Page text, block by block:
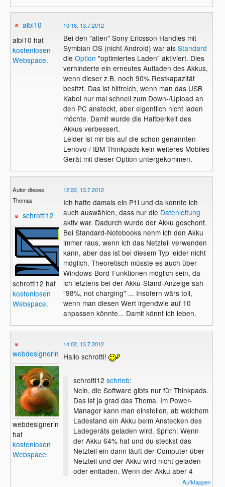
albi10
albi10 hat
kostenlosen
Webspace.
10:18, 13.7.2012
Bei den "alten" Sony Ericsson Handies mit
Symbian OS (nicht Android) war als Standard
die Option "optimiertes Laden" aktiviert. Dies
verhinderte ein erneutes Aufladen des Akkus,
wenn dieser z.B. noch 90% Restkapazität
besitzt. Das ist hilfreich, wenn man das USB
Kabel nur mal schnell zum Down-/Upload an
den PC ansteckt, aber eigentlich nicht laden
möchte. Damit wurde die Haltberkeit des
Akkus verbessert.
Leider ist mir bis auf die schon genannten
Lenovo / IBM Thinkpads kein weiteres Mobiles
Gerät mit dieser Option untergekommen.
Autor dieses
Themas
schrotti12
schrotti12 hat
kostenlosen
Webspace.
12:22, 13.7.2012
Ich hatte damals ein P1i und da konnte ich
auch auswählen, dass nur die Datenleitung
aktiv war. Dadurch wurde der Akku geschont.
Bei Standard-Notebooks nehm ich den Akku
immer raus, wenn ich das Netzteil verwenden
kann, aber das ist bei diesem Typ leider nicht
möglich. Theoretisch müsste es auch über
Windows-Bord-Funktionen möglich sein, da
ich letztens bei der Akku-Stand-Anzeige sah
"98%, not charging" ... Insofern wärs toll,
wenn man diesen Wert irgendwie auf 10
anpassen könnte... Damit könnt ich leben.
webdesignerin
webdesignerin
hat
kostenlosen
Webspace.
14:02, 13.7.2012
Hallo schrotti!
schrotti12 schrieb:
Nein, die Software gibts nur für Thinkpads.
Das ist ja grad das Thema. Im Power-
Manager kann man einstellen, ab welchem
Ladestand ein Akku beim Anstecken des
Ladegeräts geladen wird. Sprich: Wenn
der Akku 64% hat und du steckst das
Netzteil ein dann läuft der Computer über
Netzteil und der Akku wird nicht geladen
oder entladen. Wenn der Akku aber 4
Prozent hat und du steckst das Netzteil ein
Aufklappen